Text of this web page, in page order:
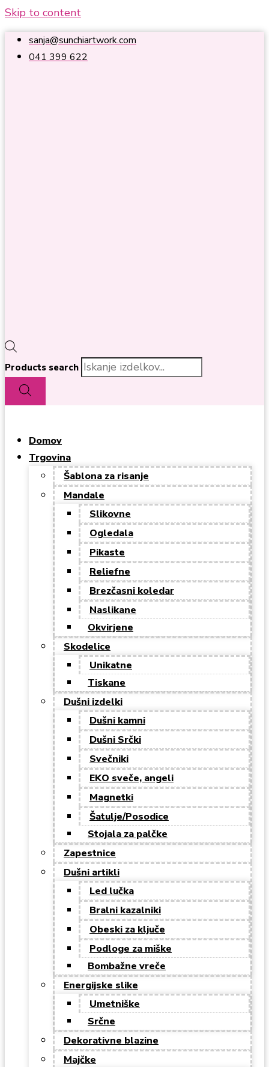
Skip to content
sanja@sunchiartwork.com
041 399 622
Products search
Domov
Trgovina
Šablona za risanje
Mandale
Slikovne
Ogledala
Pikaste
Reliefne
Brezčasni koledar
Naslikane
Okvirjene
Skodelice
Unikatne
Tiskane
Dušni izdelki
Dušni kamni
Dušni Srčki
Svečniki
EKO sveče, angeli
Magnetki
Šatulje/Posodice
Stojala za palčke
Zapestnice
Dušni artikli
Led lučka
Bralni kazalniki
Obeski za ključe
Podloge za miške
Bombažne vreče
Energijske slike
Umetniške
Srčne
Dekorativne blazine
Majčke